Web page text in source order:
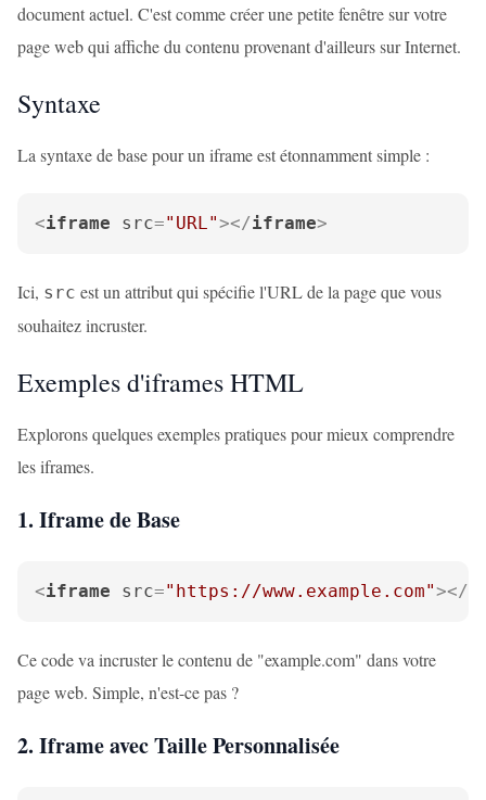
document actuel. C'est comme créer une petite fenêtre sur votre
page web qui affiche du contenu provenant d'ailleurs sur Internet.
Syntaxe
La syntaxe de base pour un iframe est étonnamment simple :
<iframe src="URL"></iframe>
Ici, src est un attribut qui spécifie l'URL de la page que vous
souhaitez incruster.
Exemples d'iframes HTML
Explorons quelques exemples pratiques pour mieux comprendre
les iframes.
1. Iframe de Base
<iframe src="https://www.example.com"></
Ce code va incruster le contenu de "example.com" dans votre
page web. Simple, n'est-ce pas ?
2. Iframe avec Taille Personnalisée